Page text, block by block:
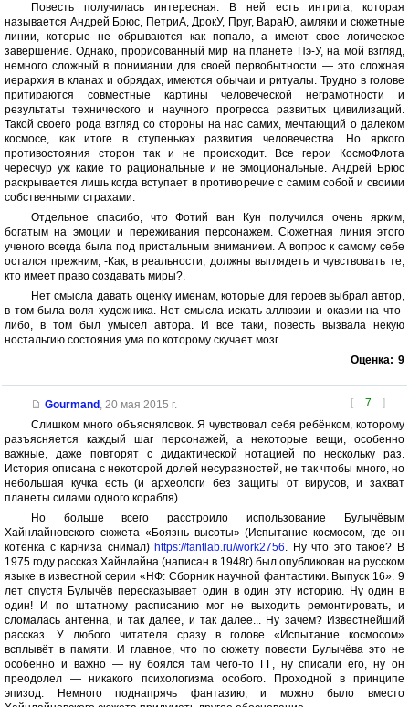
Повесть получилась интересная. В ней есть интрига, которая
называется Андрей Брюс, ПетриА, ДрокУ, Пруг, ВараЮ, амляки и сюжетные
линии, которые не обрываются как попало, а имеют свое логическое
завершение. Однако, прорисованный мир на планете Пэ-У, на мой взгляд,
немного сложный в понимании для своей первобытности — это сложная
иерархия в кланах и обрядах, имеются обычаи и ритуалы. Трудно в голове
притираются совместные картины человеческой неграмотности и
результаты технического и научного прогресса развитых цивилизаций.
Такой своего рода взгляд со стороны на нас самих, мечтающий о далеком
космосе, как итоге в ступеньках развития человечества. Но яркого
противостояния сторон так и не происходит. Все герои КосмоФлота
чересчур уж какие то рациональные и не эмоциональные. Андрей Брюс
раскрывается лишь когда вступает в противоречие с самим собой и своими
собственными страхами.
Отдельное спасибо, что Фотий ван Кун получился очень ярким,
богатым на эмоции и переживания персонажем. Сюжетная линия этого
ученого всегда была под пристальным вниманием. А вопрос к самому себе
остался прежним, -Как, в реальности, должны выглядеть и чувствовать те,
кто имеет право создавать миры?.
Нет смысла давать оценку именам, которые для героев выбрал автор,
в том была воля художника. Нет смысла искать аллюзии и оказии на что-
либо, в том был умысел автора. И все таки, повесть вызвала некую
ностальгию состояния ума по которому скучает мозг.
Оценка: 9
[ 7 ]
Gourmand , 20 мая 2015 г.
Слишком много объясняловок. Я чувствовал себя ребёнком, которому
разъясняется каждый шаг персонажей, а некоторые вещи, особенно
важные, даже повторят с дидактической нотацией по нескольку раз.
История описана с некоторой долей несуразностей, не так чтобы много, но
небольшая кучка есть (и археологи без защиты от вирусов, и захват
планеты силами одного корабля).
Но больше всего расстроило использование Булычёвым
Хайнлайновского сюжета «Боязнь высоты» (Испытание космосом, где он
котёнка с карниза снимал) https://fantlab.ru/work2756. Ну что это такое? В
1975 году рассказ Хайнлайна (написан в 1948г) был опубликован на русском
языке в известной серии «НФ: Сборник научной фантастики. Выпуск 16». 9
лет спустя Булычёв пересказывает один в один эту историю. Ну один в
один! И по штатному расписанию мог не выходить ремонтировать, и
сломалась антенна, и так далее, и так далее... Ну зачем? Известнейший
рассказ. У любого читателя сразу в голове «Испытание космосом»
всплывёт в памяти. И главное, что по сюжету повести Булычёва это не
особенно и важно — ну боялся там чего-то ГГ, ну списали его, ну он
преодолел — никакого психологизма особого. Проходной в принципе
эпизод. Немного поднапрячь фантазию, и можно было вместо